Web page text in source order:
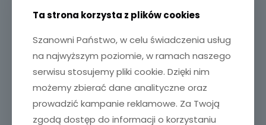
Ta strona korzysta z plików cookies
Szanowni Państwo, w celu świadczenia usług
na najwyższym poziomie, w ramach naszego
serwisu stosujemy pliki cookie. Dzięki nim
możemy zbierać dane analityczne oraz
prowadzić kampanie reklamowe. Za Twoją
zgodą dostęp do informacji o korzystaniu